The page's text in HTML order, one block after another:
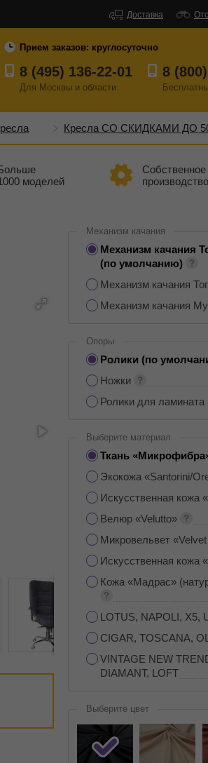
Доставка
Прием заказов: круглосуточно
8 (495) 136-22-01
Для Москвы и области
8
Кресла СО СКИДКАМИ ДО
моделей
Собственное
производство
Механизм качания
Механизм качания
(по умолчанию)
Механизм качания
Механизм качания
Опоры
Ролики (по
Ножки
Ролики для ламината
Выберите материал
Ткань
Экокожа «Santorini/
Искусственная кожа
Велюр «Velutto»
Микровельвет
Искусственная кожа
Кожа «Мадрас»
LOTUS, NAPOLI, X5,
CIGAR, TOSCANA,
VINTAGE NEW
DIAMANT, LOFT
Выберите цвет